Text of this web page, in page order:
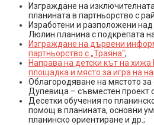
Изграждане на
планината в партньорство с
Изработени и разположени над
Люлин планина с подкрепата
Изграждане на дървени
партньорство с „Траяна“;
Направа на детски кът на хижа
площадка и място за игра на
Облагородяване на мястото за
Дупевица – съвместен проект
Десетки обучения по
помощ в планината, основни
планинско ориентиране и др.;